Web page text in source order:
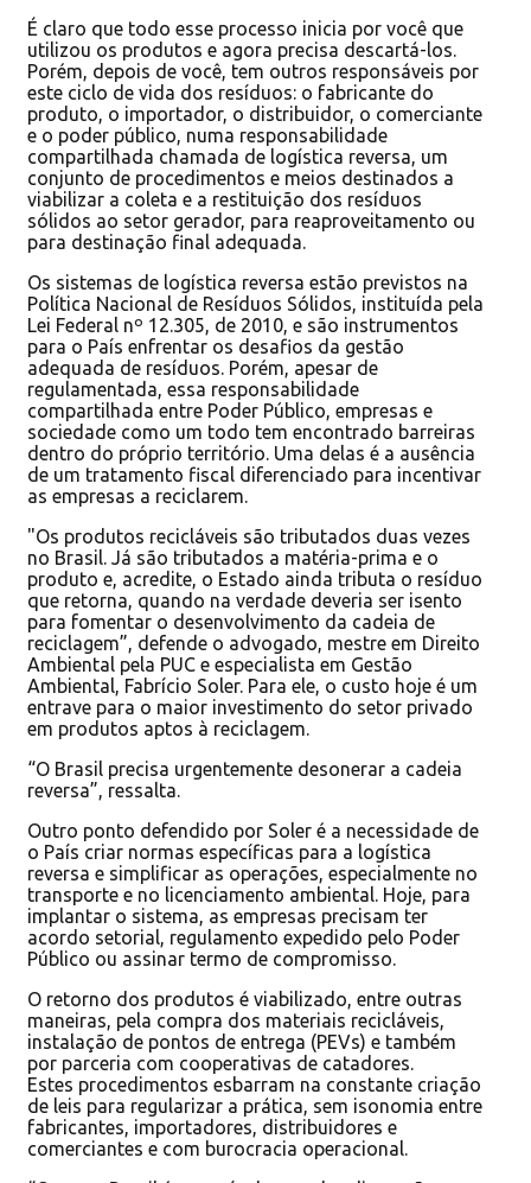
É claro que todo esse processo inicia por você que
utilizou os produtos e agora precisa descartá-los.
Porém, depois de você, tem outros responsáveis por
este ciclo de vida dos resíduos: o fabricante do
produto, o importador, o distribuidor, o comerciante
e o poder público, numa responsabilidade
compartilhada chamada de logística reversa, um
conjunto de procedimentos e meios destinados a
viabilizar a coleta e a restituição dos resíduos
sólidos ao setor gerador, para reaproveitamento ou
para destinação final adequada.
Os sistemas de logística reversa estão previstos na
Política Nacional de Resíduos Sólidos, instituída pela
Lei Federal nº 12.305, de 2010, e são instrumentos
para o País enfrentar os desafios da gestão
adequada de resíduos. Porém, apesar de
regulamentada, essa responsabilidade
compartilhada entre Poder Público, empresas e
sociedade como um todo tem encontrado barreiras
dentro do próprio território. Uma delas é a ausência
de um tratamento fiscal diferenciado para incentivar
as empresas a reciclarem.
"Os produtos recicláveis são tributados duas vezes
no Brasil. Já são tributados a matéria-prima e o
produto e, acredite, o Estado ainda tributa o resíduo
que retorna, quando na verdade deveria ser isento
para fomentar o desenvolvimento da cadeia de
reciclagem”, defende o advogado, mestre em Direito
Ambiental pela PUC e especialista em Gestão
Ambiental, Fabrício Soler. Para ele, o custo hoje é um
entrave para o maior investimento do setor privado
em produtos aptos à reciclagem.
“O Brasil precisa urgentemente desonerar a cadeia
reversa”, ressalta.
Outro ponto defendido por Soler é a necessidade de
o País criar normas específicas para a logística
reversa e simplificar as operações, especialmente no
transporte e no licenciamento ambiental. Hoje, para
implantar o sistema, as empresas precisam ter
acordo setorial, regulamento expedido pelo Poder
Público ou assinar termo de compromisso.
O retorno dos produtos é viabilizado, entre outras
maneiras, pela compra dos materiais recicláveis,
instalação de pontos de entrega (PEVs) e também
por parceria com cooperativas de catadores.
Estes procedimentos esbarram na constante criação
de leis para regularizar a prática, sem isonomia entre
fabricantes, importadores, distribuidores e
comerciantes e com burocracia operacional.